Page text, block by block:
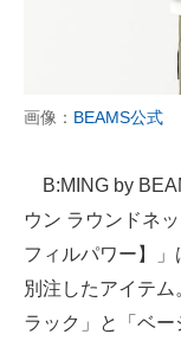
画像： BEAMS公式
B:MING by
ウン ラウンドネ
フィルパワー】
別注したアイテ
ラック」と「ベー